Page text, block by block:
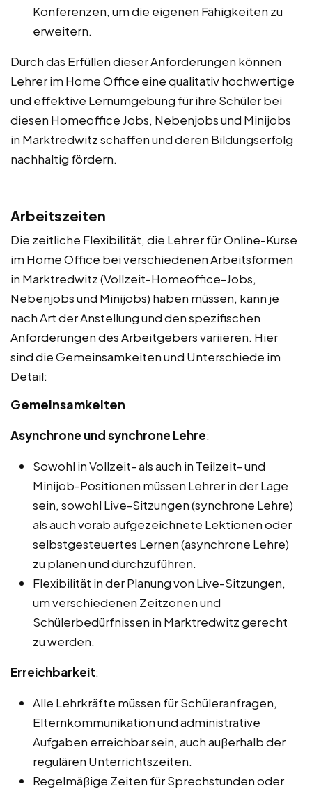
Konferenzen, um die eigenen Fähigkeiten zu
erweitern.
Durch das Erfüllen dieser Anforderungen können
Lehrer im Home Office eine qualitativ hochwertige
und effektive Lernumgebung für ihre Schüler bei
diesen Homeoffice Jobs, Nebenjobs und Minijobs
in Marktredwitz schaffen und deren Bildungserfolg
nachhaltig fördern.
Arbeitszeiten
Die zeitliche Flexibilität, die Lehrer für Online-Kurse
im Home Office bei verschiedenen Arbeitsformen
in Marktredwitz (Vollzeit-Homeoffice-Jobs,
Nebenjobs und Minijobs) haben müssen, kann je
nach Art der Anstellung und den spezifischen
Anforderungen des Arbeitgebers variieren. Hier
sind die Gemeinsamkeiten und Unterschiede im
Detail:
Gemeinsamkeiten
Asynchrone und synchrone Lehre:
Sowohl in Vollzeit- als auch in Teilzeit- und
Minijob-Positionen müssen Lehrer in der Lage
sein, sowohl Live-Sitzungen (synchrone Lehre)
als auch vorab aufgezeichnete Lektionen oder
selbstgesteuertes Lernen (asynchrone Lehre)
zu planen und durchzuführen.
Flexibilität in der Planung von Live-Sitzungen,
um verschiedenen Zeitzonen und
Schülerbedürfnissen in Marktredwitz gerecht
zu werden.
Erreichbarkeit:
Alle Lehrkräfte müssen für Schüleranfragen,
Elternkommunikation und administrative
Aufgaben erreichbar sein, auch außerhalb der
regulären Unterrichtszeiten.
Regelmäßige Zeiten für Sprechstunden oder